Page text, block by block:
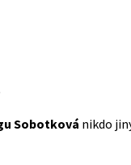
Sobotková nikdo